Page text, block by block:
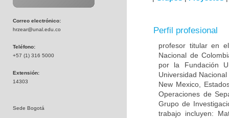
Correo electrónico:
hrzear@unal.edu.co
Teléfono:
+57 (1) 316 5000
Extensión:
14303
Sede Bogotá
Perfil profesional
profesor titular en
Nacional de
por la Fundación
Universidad
New Mexico,
Operaciones de
Grupo de
trabajo incluyen: